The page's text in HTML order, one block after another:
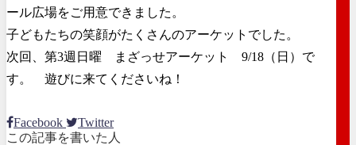
ール広場をご用意できました。
子どもたちの笑顔がたくさんのアーケットでした。
次回、第3週日曜 まざっせアーケット 9/18（日）で
す。 遊びに来てくださいね！
Facebook
Twitter
この記事を書いた人